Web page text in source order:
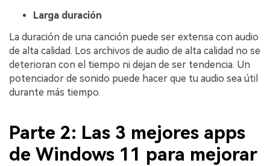
Larga duración
La duración de una canción puede ser extensa con audio
de alta calidad. Los archivos de audio de alta calidad no se
deterioran con el tiempo ni dejan de ser tendencia. Un
potenciador de sonido puede hacer que tu audio sea útil
durante más tiempo.
Parte 2: Las 3 mejores apps
de Windows 11 para mejorar